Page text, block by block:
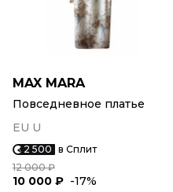
MAX MARA
Повседневное платье
EU U
2 500 в Сплит
12 000 ₽
10 000 ₽ -17%